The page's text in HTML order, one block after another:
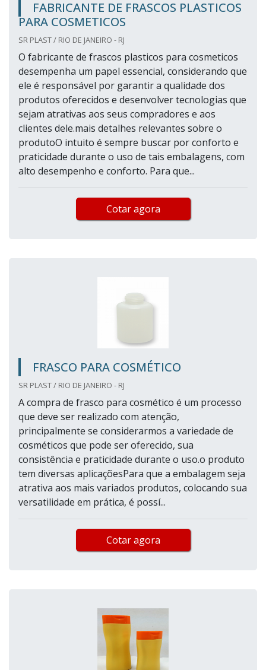
FABRICANTE DE FRASCOS PLASTICOS
PARA COSMETICOS
SR PLAST / RIO DE JANEIRO - RJ
O fabricante de frascos plasticos para cosmeticos
desempenha um papel essencial, considerando que
ele é responsável por garantir a qualidade dos
produtos oferecidos e desenvolver tecnologias que
sejam atrativas aos seus compradores e aos
clientes dele.mais detalhes relevantes sobre o
produtoO intuito é sempre buscar por conforto e
praticidade durante o uso de tais embalagens, com
alto desempenho e conforto. Para que...
Cotar agora
FRASCO PARA COSMÉTICO
SR PLAST / RIO DE JANEIRO - RJ
A compra de frasco para cosmético é um processo
que deve ser realizado com atenção,
principalmente se considerarmos a variedade de
cosméticos que pode ser oferecido, sua
consistência e praticidade durante o uso.o produto
tem diversas aplicaçõesPara que a embalagem seja
atrativa aos mais variados produtos, colocando sua
versatilidade em prática, é possí...
Cotar agora